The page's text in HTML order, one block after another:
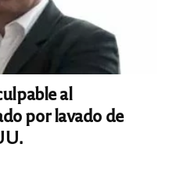
al
por lavado de